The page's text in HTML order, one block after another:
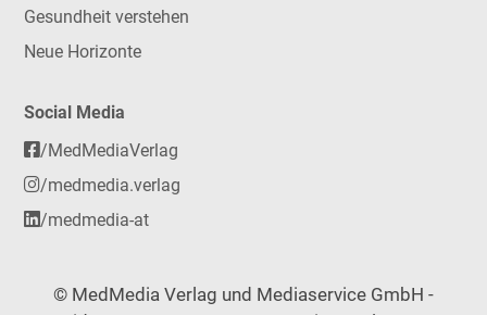
Gesundheit verstehen
Neue Horizonte
Social Media
/MedMediaVerlag
/medmedia.verlag
/medmedia-at
© MedMedia Verlag und Mediaservice GmbH -